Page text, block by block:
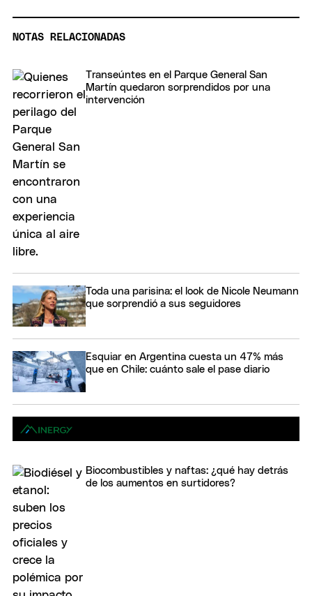
NOTAS RELACIONADAS
Transeúntes en el Parque General San
Martín quedaron sorprendidos por una
intervención
Toda una parisina: el look de Nicole Neumann
que sorprendió a sus seguidores
Esquiar en Argentina cuesta un 47% más
que en Chile: cuánto sale el pase diario
Biocombustibles y naftas: ¿qué hay detrás
de los aumentos en surtidores?